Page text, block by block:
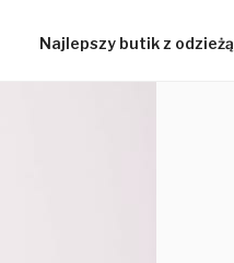
Najlepszy butik z odzieżą